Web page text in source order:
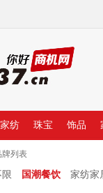
家纺 珠宝 饰品
牌列表
限 国潮餐饮 家纺家